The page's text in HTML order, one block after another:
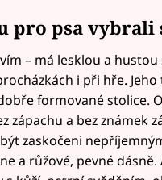
pro psa vybrali
– má lesklou a
i při hře.
formované stolice.
zápachu a bez známek
zaskočeni
a růžové, pevné